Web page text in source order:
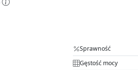
Sprawność
Gęstość mocy